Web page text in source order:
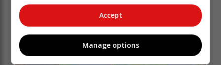
Accept
Manage options